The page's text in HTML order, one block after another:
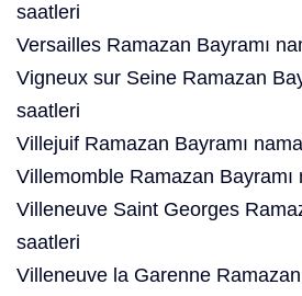
saatleri
Versailles Ramazan Bayramı
Vigneux sur Seine Ramazan
saatleri
Villejuif Ramazan Bayramı
Villemomble Ramazan Bayramı
Villeneuve Saint Georges
saatleri
Villeneuve la Garenne